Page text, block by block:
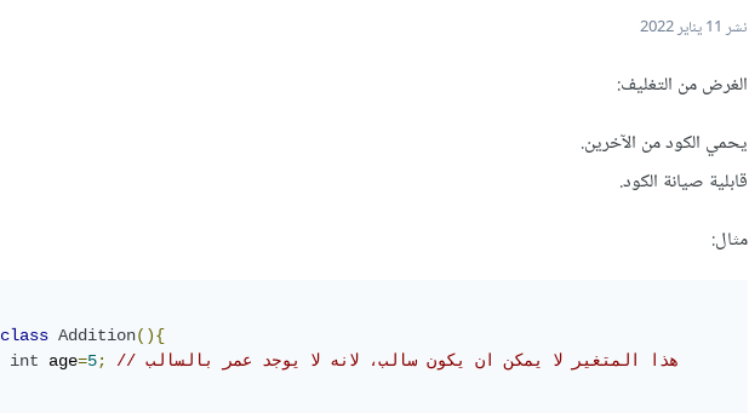
نشر 11 يناير 2022
الغرض من التغليف:
يحمي الكود من الآخرين.
قابلية صيانة الكود.
مثال:
class Addition(){
int age=5;
// هذا المتغير لا يمكن ان يكون سالب، لانه لا يوجد عمر بالسالب